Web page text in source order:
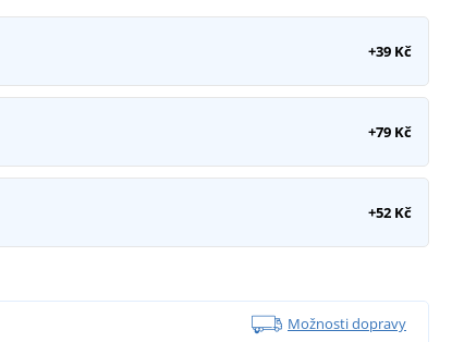
+39 Kč
+79 Kč
+52 Kč
Možnosti dopravy